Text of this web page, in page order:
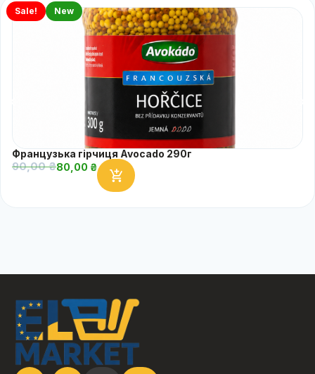
Sale! New
Французька гірчиця Avocado 290г
90,00₴80,00 ₴